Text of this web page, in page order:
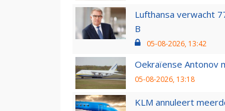
Lufthansa verwacht
B
05-08-2026, 13:42
Oekraïense Antonov
05-08-2026, 13:18
KLM annuleert